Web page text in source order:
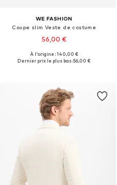
WE FASHION
Coupe slim Veste de costume
56,00 €
Tailles disponibles: 44, 46, 50, 52, 54, 56
À l'origine : 140,00 €
Dernier prix le plus bas :56,00 €